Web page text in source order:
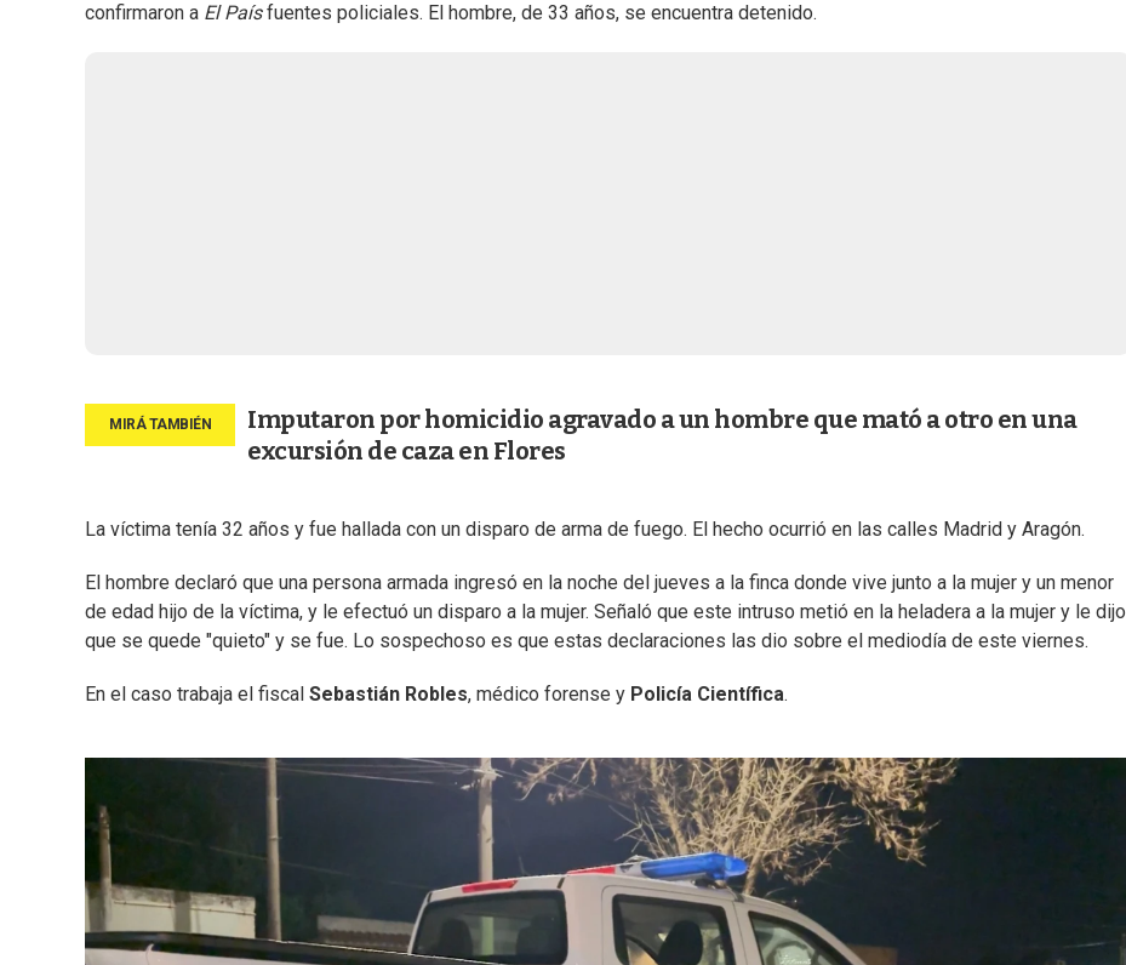
confirmaron a El Paísfuentes policiales. El hombre, de 33 años, se encuentra detenido.
Imputaron por homicidio agravado a un hombre que mató a otro en una
excursión de caza en Flores
La víctima tenía 32 años y fue hallada con un disparo de arma de fuego. El hecho ocurrió en las calles Madrid y Aragón.
El hombre declaró que una persona armada ingresó en la noche del jueves a la finca donde vive junto a la mujer y un menor
de edad hijo de la víctima, y le efectuó un disparo a la mujer. Señaló que este intruso metió en la heladera a la mujer y le dijo
que se quede "quieto" y se fue. Lo sospechoso es que estas declaraciones las dio sobre el mediodía de este viernes.
En el caso trabaja el fiscal Sebastián Robles, médico forense y Policía Científica.